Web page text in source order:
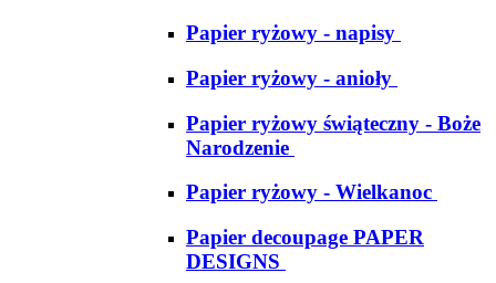
Papier ryżowy - napisy
Papier ryżowy - anioły
Papier ryżowy świąteczny - Boże
Narodzenie
Papier ryżowy - Wielkanoc
Papier decoupage PAPER
DESIGNS